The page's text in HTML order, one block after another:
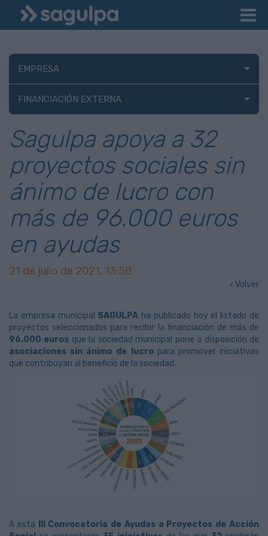
EMPRESA
FINANCIACIÓN EXTERNA
Sagulpa apoya a 32
proyectos sociales sin
ánimo de lucro con
más de 96.000 euros
en ayudas
21 de julio de 2021, 13:58
< Volver
La empresa municipal SAGULPA ha publicado hoy el listado de
proyectos seleccionados para recibir la financiación de más de
96.000 euros que la sociedad municipal pone a disposición de
asociaciones sin ánimo de lucropara promover iniciativas
que contribuyan al beneficio de la sociedad.
A esta III Convocatoria de Ayudas a Proyectos de Acción